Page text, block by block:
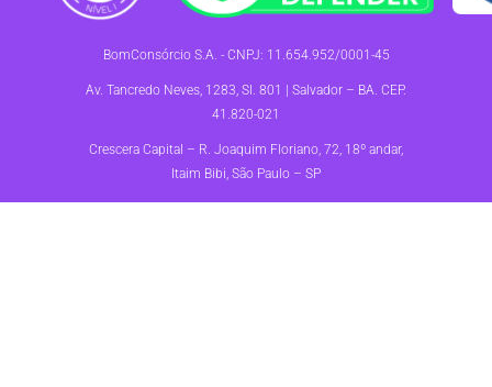
BomConsórcio S.A. - CNPJ: 11.654.952/0001-45
Av. Tancredo Neves, 1283, Sl. 801 | Salvador – BA. CEP.
41.820-021
Crescera Capital – R. Joaquim Floriano, 72, 18º andar,
Itaim Bibi, São Paulo – SP